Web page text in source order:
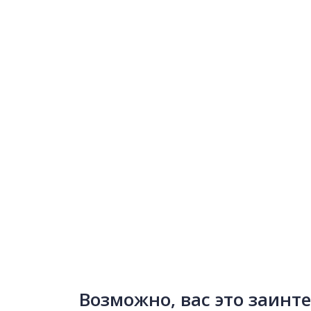
Возможно, вас это